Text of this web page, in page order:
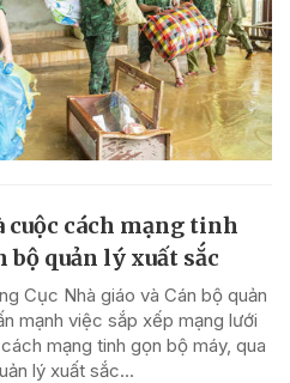
cuộc cách mạng tinh
bộ quản lý xuất sắc
Cục Nhà giáo và Cán bộ quản
mạnh việc sắp xếp mạng lưới
mạng tinh gọn bộ máy, qua
lý xuất sắc...